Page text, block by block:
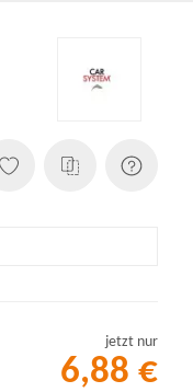
jetzt nur
6,88 €